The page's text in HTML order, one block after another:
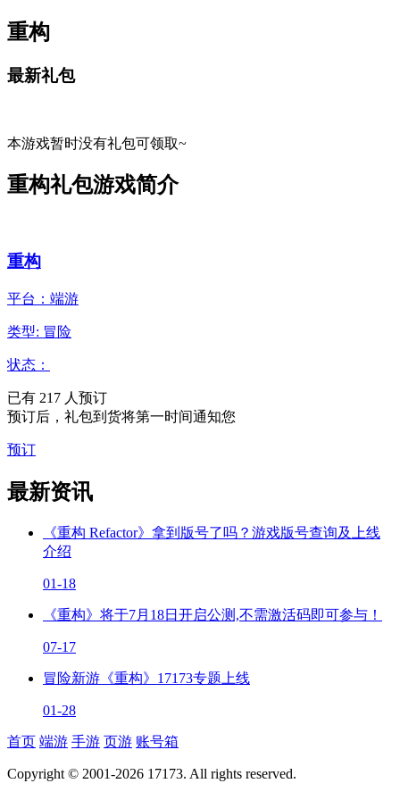
重构
最新礼包
本游戏暂时没有礼包可领取~
重构礼包游戏简介
重构
平台：端游
类型: 冒险
状态：
已有 217 人预订
预订后，礼包到货将第一时间通知您
预订
最新资讯
《重构 Refactor》拿到版号了吗？游戏版号查询及上线
介绍
01-18
《重构》将于7月18日开启公测,不需激活码即可参与！
07-17
冒险新游《重构》17173专题上线
01-28
首页 端游 手游 页游 账号箱
Copyright © 2001-2026 17173. All rights reserved.